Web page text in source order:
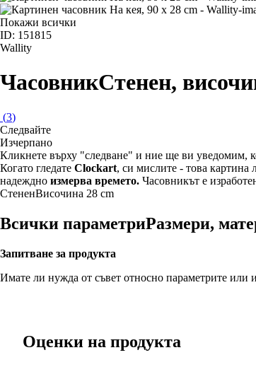
Покажи всички
ID: 151815
Wallity
ЧасовникСтенен,
(3)
Следвайте
Изчерпанo
Кликнете върху "следване" и ние ще ви уведомим,
Когато гледате Clockart, си мислите - това картина
надеждно измерва времето. Часовникът е
СтененВисочина 28 cm
Всички параметриРазмери,
Запитване за продукта
Имате ли нужда от съвет относно параметрите или
Оценки на продукта